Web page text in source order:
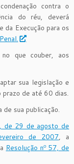
contra o
do réu, deverá
da Execução para os
que couber, aos
sua legislação e
de até 60 dias.
sua publicação.
de 29 de agosto de
de 2007, a
Resolução nº 57, de